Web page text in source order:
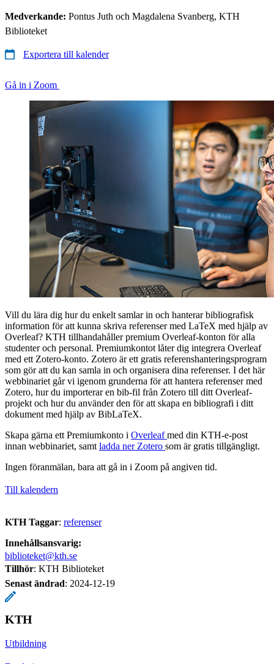
Medverkande: Pontus Juth och Magdalena Svanberg, KTH
Biblioteket
Exportera till kalender
Gå in i Zoom
Vill du lära dig hur du enkelt samlar in och hanterar bibliografisk
information för att kunna skriva referenser med LaTeX med hjälp av
Overleaf? KTH tillhandahåller premium Overleaf-konton för alla
studenter och personal. Premiumkontot låter dig integrera Overleaf
med ett Zotero-konto. Zotero är ett gratis referenshanteringsprogram
som gör att du kan samla in och organisera dina referenser. I det här
webbinariet går vi igenom grunderna för att hantera referenser med
Zotero, hur du importerar en bib-fil från Zotero till ditt Overleaf-
projekt och hur du använder den för att skapa en bibliografi i ditt
dokument med hjälp av BibLaTeX.
Skapa gärna ett Premiumkonto i Overleafmed din KTH-e-post
innan webbinariet, samt ladda ner Zotero som är gratis tillgängligt.
Ingen föranmälan, bara att gå in i Zoom på angiven tid.
Till kalendern
KTH Taggar: referenser
Innehållsansvarig:
biblioteket@kth.se
Tillhör: KTH Biblioteket
Senast ändrad: 2024-12-19
KTH
Utbildning